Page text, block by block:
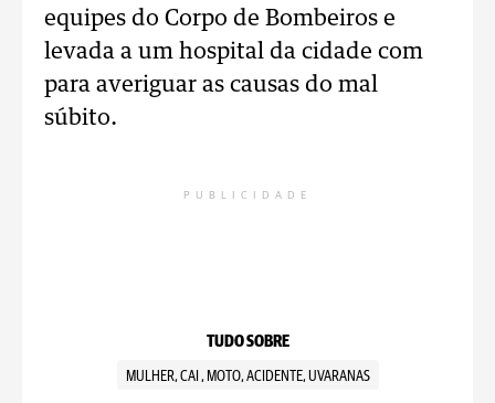
equipes do Corpo de Bombeiros e
levada a um hospital da cidade com
para averiguar as causas do mal
súbito.
PUBLICIDADE
TUDO SOBRE
MULHER, CAI , MOTO, ACIDENTE, UVARANAS